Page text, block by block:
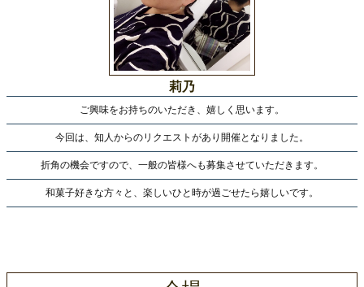
莉乃
ご興味をお持ちのいただき、嬉しく思います。
今回は、知人からのリクエストがあり開催となりました。
折角の機会ですので、一般の皆様へも募集させていただきます。
和菓子好きな方々と、楽しいひと時が過ごせたら嬉しいです。